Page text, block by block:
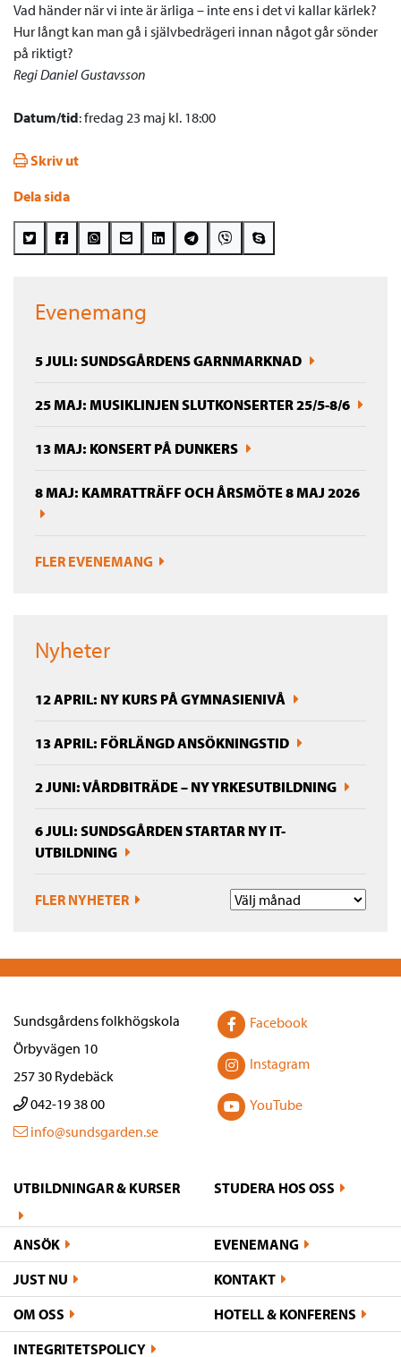
Vad händer när vi inte är ärliga – inte ens i det vi kallar kärlek?
Hur långt kan man gå i självbedrägeri innan något går sönder
på riktigt?
Regi Daniel Gustavsson
Datum/tid: fredag 23 maj kl. 18:00
Skriv ut
Dela sida
Evenemang
5 JULI: SUNDSGÅRDENS GARNMARKNAD
25 MAJ: MUSIKLINJEN SLUTKONSERTER 25/5-8/6
13 MAJ: KONSERT PÅ DUNKERS
8 MAJ: KAMRATTRÄFF OCH ÅRSMÖTE 8 MAJ 2026
FLER EVENEMANG
Nyheter
12 APRIL: NY KURS PÅ GYMNASIENIVÅ
13 APRIL: FÖRLÄNGD ANSÖKNINGSTID
2 JUNI: VÅRDBITRÄDE – NY YRKESUTBILDNING
6 JULI: SUNDSGÅRDEN STARTAR NY IT-
UTBILDNING
FLER NYHETER
Sundsgårdens folkhögskola
Örbyvägen 10
257 30 Rydebäck
042-19 38 00
info@sundsgarden.se
Facebook
Instagram
YouTube
UTBILDNINGAR & KURSER STUDERA HOS OSS
ANSÖK
EVENEMANG
JUST NU
KONTAKT
OM OSS
HOTELL & KONFERENS
INTEGRITETSPOLICY